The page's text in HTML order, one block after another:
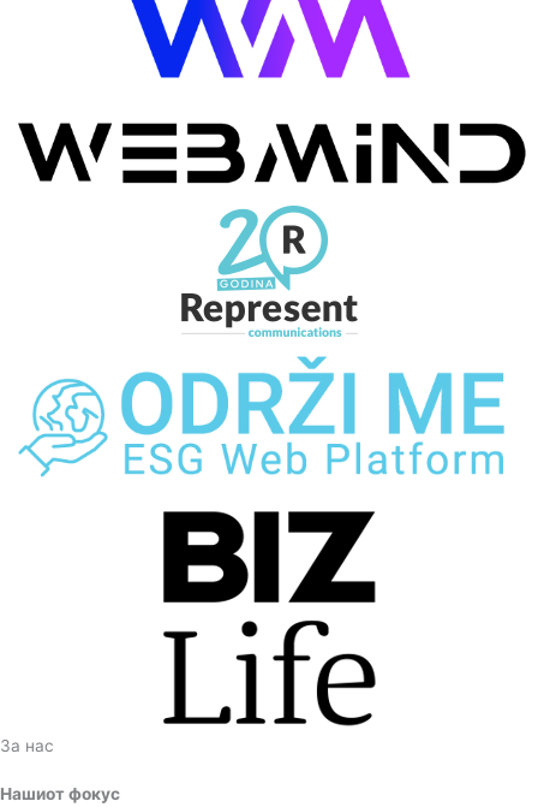
За нас
Нашиот фокус